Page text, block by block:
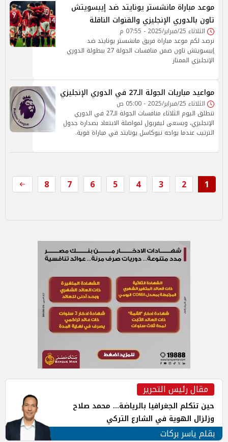
موعد مباراة مانشستر يونايتد ضد إيبسويتش
تاون بالدوري الإنجليزي والقنوات الناقلة
الثلاثاء 25/فبراير/2025 - 07:55 م
نرصد لكم موعد مباراة فريق مانشستر يونايتد ضد
إيبسويتش تاون ضمن منافسات الجولة 27 ببطولة الدوري
الإنجليزي الممتاز
مواعيد مباريات الجولة الـ27 في الدوري الإنجليزي
الثلاثاء 25/فبراير/2025 - 05:00 ص
تنطلق اليوم الثلاثاء منافسات الجولة الـ27 في الدوري
الإنجليزي، ويسعى ليفربول لمواصلة الابتعاد بصدارة جدول
الترتيب عندما يواجه نيوكاسل يونايتد في مباراة قوية.
1
2
3
4
5
6
7
8
مقال رئيس التحرير
حين تتكلم الجغرافيا بالرياضة... محمد صلاح
وزلزال الهوية في الشارع التركي
بقلم ياسر بركات